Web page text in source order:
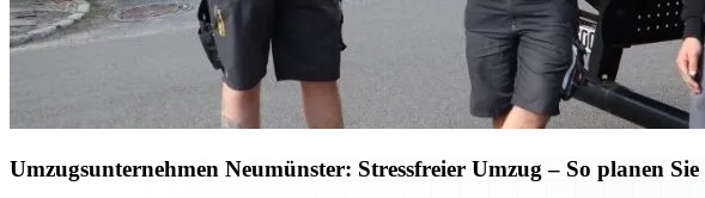
Umzugsunternehmen Neumünster: Stressfreier Umzug – So planen